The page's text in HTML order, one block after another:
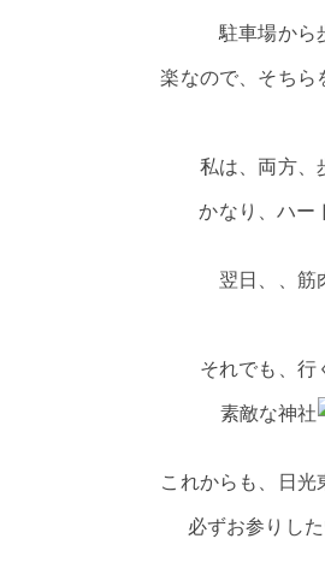
駐車場から
楽なので、そちら
私は、両方、
かなり、ハー
翌日、、筋
それでも、行
素敵な神社
これからも、日光
必ずお参りし